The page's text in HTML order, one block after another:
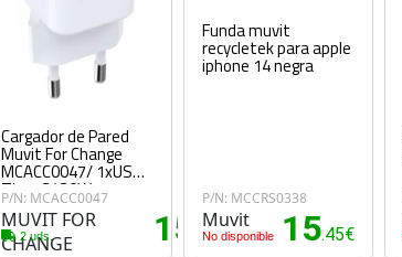
Cargador de Pared
Muvit For Change
MCACC0047/ 1xUSB
Tipo-C/ 30W
P/N: MCACC0047
MUVIT FOR
CHANGE
2 uds. 15 .45€
Funda muvit
recycletek para apple
iphone 14 negra
P/N: MCCRS0338
Muvit
No disponible 15.45€